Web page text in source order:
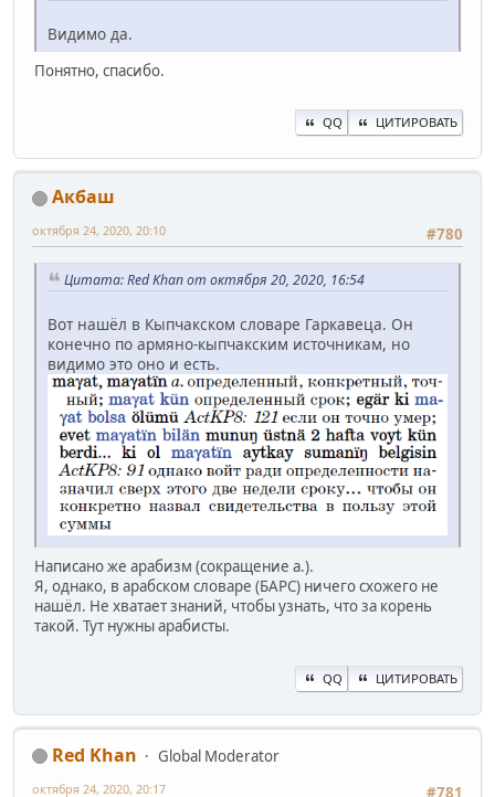
Видимо да.
Понятно, спасибо.
QQ ЦИТИРОВАТЬ
Акбаш
#780
октября 24, 2020, 20:10
Цитата: Red Khan от октября 20, 2020, 16:54
Вот нашёл в Кыпчакском словаре Гаркавеца. Он
конечно по армяно-кыпчакским источникам, но
видимо это оно и есть.
Написано же арабизм (сокращение а.).
Я, однако, в арабском словаре (БАРС) ничего схожего не
нашёл. Не хватает знаний, чтобы узнать, что за корень
такой. Тут нужны арабисты.
QQ ЦИТИРОВАТЬ
Red Khan
Global Moderator
#781
октября 24, 2020, 20:17